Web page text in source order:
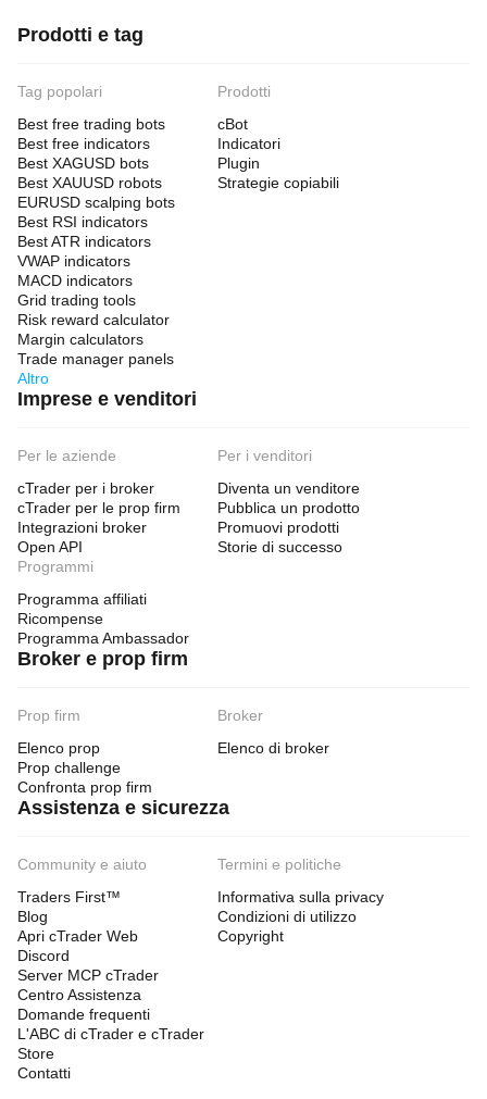
profitability
and
advanced
entry
logic
and
risk
control
mechanisms.
Profilo di trading
Prodotti e tag
Tag popolari
Best free trading bots
Best free indicators
Best XAGUSD bots
Best XAUUSD robots
EURUSD scalping bots
Best RSI indicators
Best ATR indicators
VWAP indicators
MACD indicators
Grid trading tools
Risk reward calculator
Margin calculators
Trade manager panels
Altro
Prodotti
cBot
Indicatori
Plugin
Strategie copiabili
Imprese e venditori
Per le aziende
cTrader per i broker
cTrader per le prop firm
Integrazioni broker
Open API
Per i venditori
Diventa un venditore
Pubblica un prodotto
Promuovi prodotti
Storie di successo
Programmi
Programma affiliati
Ricompense
Programma Ambassador
Broker e prop firm
Prop firm
Elenco prop
Prop challenge
Confronta prop firm
Broker
Elenco di broker
Assistenza e sicurezza
Community e aiuto
Traders First™
Blog
Apri cTrader Web
Discord
Server MCP cTrader
Centro Assistenza
Domande frequenti
L'ABC di cTrader e cTrader
Store
Contatti
Termini e politiche
Informativa sulla privacy
Condizioni di utilizzo
Copyright